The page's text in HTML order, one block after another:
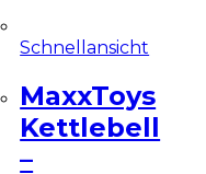
Schnellansicht
MaxxToys
Kettlebell
–